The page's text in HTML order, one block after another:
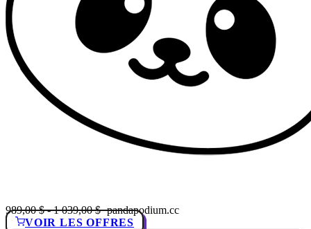
989,00 $ - 1 039,00 $· pandapodium.cc
VOIR LES OFFRES